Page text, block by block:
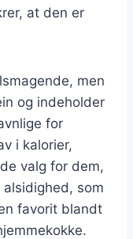
at den er
men
og indeholder
for
i kalorier,
valg for dem,
som
favorit blandt